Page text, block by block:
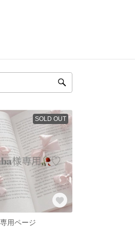
SOLD OUT
用ページ